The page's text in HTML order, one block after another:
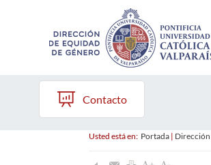
Contacto
Usted está en: Portada| Dirección